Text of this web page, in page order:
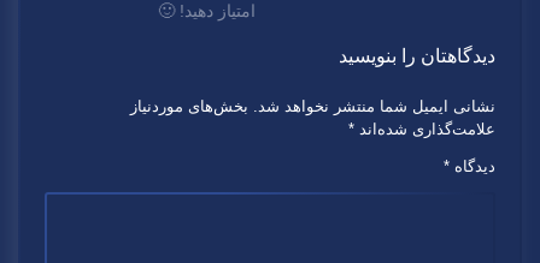
امتیاز دهید! 🙂
دیدگاهتان را بنویسید
نشانی ایمیل شما منتشر نخواهد شد. بخش‌های موردنیاز
علامت‌گذاری شده‌اند *
دیدگاه *